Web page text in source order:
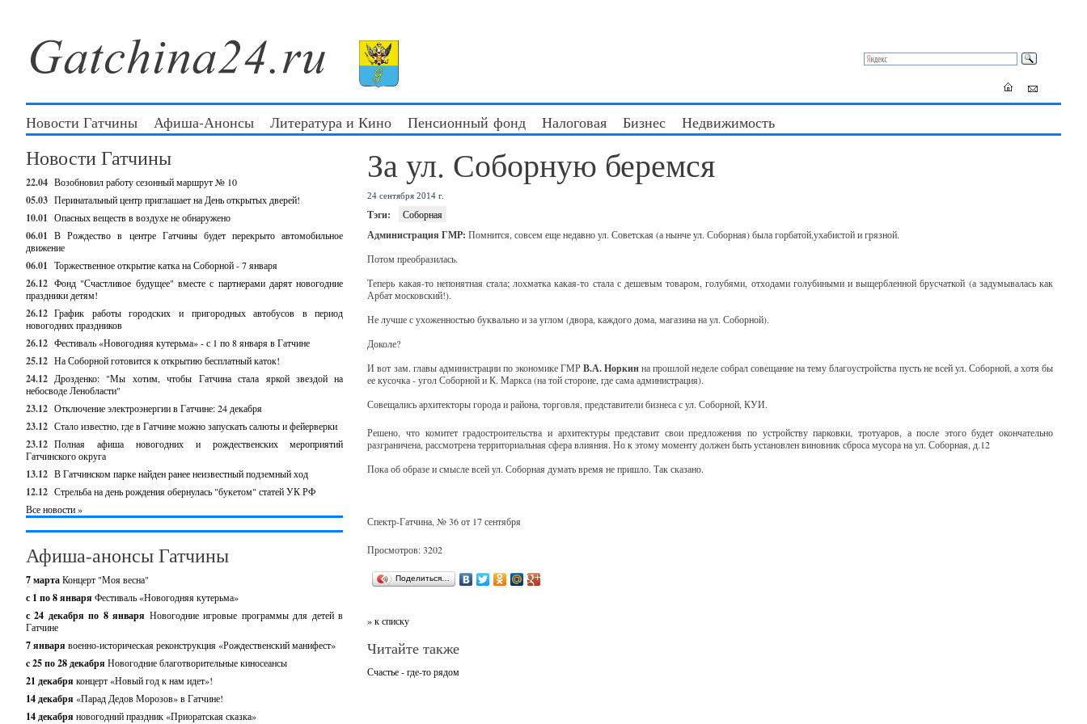
Новости Гатчины Афиша-Анонсы Литература и Кино Пенсионный фонд Налоговая Бизнес Недвижимость
Новости Гатчины
22.04 Возобновил работу сезонный маршрут № 10
05.03 Перинатальный центр приглашает на День открытых дверей!
10.01 Опасных веществ в воздухе не обнаружено
06.01 В Рождество в центре Гатчины будет перекрыто автомобильное
движение
06.01 Торжественное открытие катка на Соборной - 7 января
26.12 Фонд "Счастливое будущее" вместе с партнерами дарят новогодние
праздники детям!
26.12 График работы городских и пригородных автобусов в период
новогодних праздников
26.12 Фестиваль «Новогодняя кутерьма» - с 1 по 8 января в Гатчине
25.12 На Соборной готовится к открытию бесплатный каток!
24.12 Дрозденко: "Мы хотим, чтобы Гатчина стала яркой звездой на
небосводе Ленобласти"
23.12 Отключение электроэнергии в Гатчине: 24 декабря
23.12 Стало известно, где в Гатчине можно запускать салюты и фейерверки
23.12 Полная афиша новогодних и рождественских мероприятий
Гатчинского округа
13.12 В Гатчинском парке найден ранее неизвестный подземный ход
12.12 Стрельба на день рождения обернулась "букетом" статей УК РФ
Все новости »
Афиша-анонсы Гатчины
7 мартаКонцерт "Моя весна"
с 1 по 8 января Фестиваль «Новогодняя кутерьма»
с 24 декабря по 8 января Новогодние игровые программы для детей в
Гатчине
7 января военно-историческая реконструкция «Рождественский манифест»
c 25 по 28 декабря Новогодние благотворительные киносеансы
21 декабря концерт «Новый год к нам идет»!
14 декабря «Парад Дедов Морозов» в Гатчине!
14 декабря новогодний праздник «Приоратская сказка»
За ул. Соборную беремся
24 сентября 2014 г.
Тэги: Соборная
Администрация ГМР: Помнится, совсем еще недавно ул. Советская (а нынче ул. Соборная) была горбатой,ухабистой и грязной.
Потом преобразилась.
Теперь какая-то непонятная стала; лохматка какая-то стала с дешевым товаром, голубями, отходами голубиными и выщербленной брусчаткой (а задумывалась как
Арбат московский!).
Не лучше с ухоженностью буквально и за углом (двора, каждого дома, магазина на ул. Соборной).
Доколе?
И вот зам. главы администрации по экономике ГМРВ.А. Норкинна прошлой неделе собрал совещание на тему благоустройства пусть не всей ул. Соборной, а хотя бы
ее кусочка - угол Соборной и К. Маркса (на той стороне, где сама администрация).
Совещались архитекторы города и района, торговля, представители бизнеса с ул. Соборной, КУИ.
Решено, что комитет градостроительства и архитектуры представит свои предложения по устройству парковки, тротуаров, а после этого будет окончательно
разграничена, рассмотрена территориальная сфера влияния. Но к этому моменту должен быть установлен виновник сброса мусора на ул. Соборная, д.12
Пока об образе и смысле всей ул. Соборная думать время не пришло. Так сказано.
Спектр-Гатчина, № 36 от 17 сентября
Просмотров: 3202
Поделиться…
» к списку
Читайте также
Счастье - где-то рядом